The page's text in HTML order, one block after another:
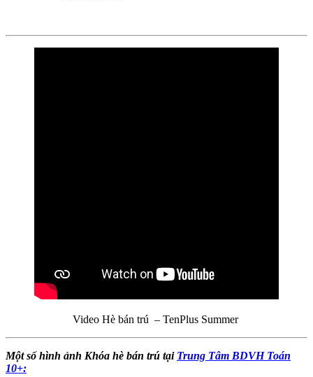
Video Hè bán trú – TenPlus Summer
Một số hình ảnh Khóa hè bán trú tại Trung Tâm BDVH Toán
10+: